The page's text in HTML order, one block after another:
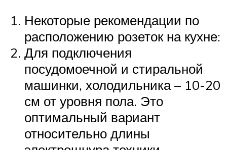
Некоторые рекомендации по
расположению розеток на кухне:
Для подключения
посудомоечной и стиральной
машинки, холодильника – 10-20
см от уровня пола. Это
оптимальный вариант
относительно длины